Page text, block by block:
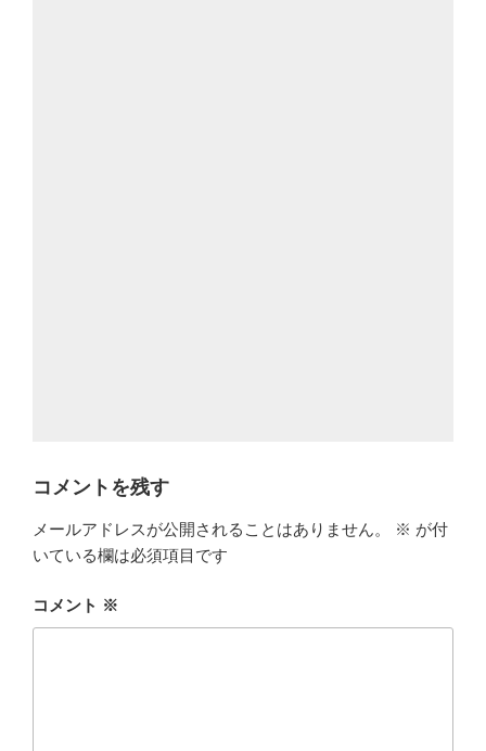
コメントを残す
メールアドレスが公開されることはありません。 ※ が付
いている欄は必須項目です
コメント ※